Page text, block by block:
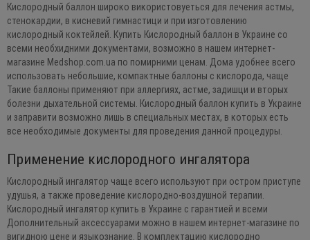
Кислородный баллон широко використовуеться для лечения астмы,
стенокардии, в кисневий гимнастици и при изготовлению
кислородный коктейлей. Купить Кислородный баллон в Украине со
всеми необхидними документами, возможно в нашем интернет-
магазине Medshop.com.ua по помирними ценам. Дома удобнее всего
использовать небольшие, компактные баллоны с кислорода, чаще
Такие баллоны применяют при аллергиях, астме, задишци и вторых
болезни дыхательной системы. Кислородный баллон купить в Украине
и заправити возможно лишь в специальных местах, в которых есть
все необходимые документы для проведения данной процедуры.
Применение кислородного ингалятора
Кислородный ингалятор чаще всего используют при остром приступе
удушья, а также проведение кислородно-воздушной терапии.
Кислородный ингалятор купить в Украине с гарантией и всеми
Дополнительный аксессуарами можно в нашем интернет-магазине по
вигидною цене и языкознание. В комплектацию кислородно